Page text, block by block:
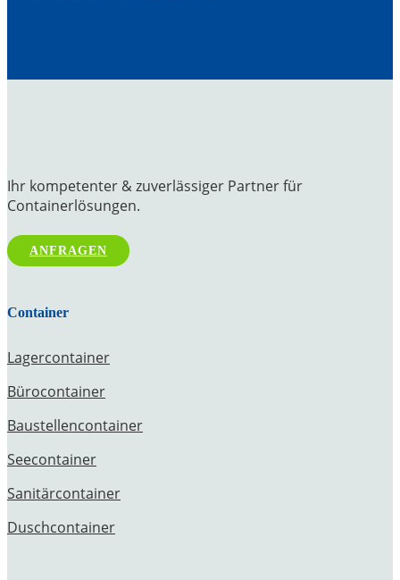
Ihr kompetenter & zuverlässiger Partner für
Containerlösungen.
ANFRAGEN
Container
Lagercontainer
Bürocontainer
Baustellencontainer
Seecontainer
Sanitärcontainer
Duschcontainer